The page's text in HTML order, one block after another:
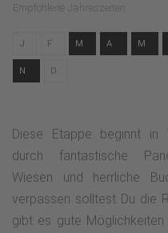
Empfohlene Jahreszeiten
J F M A M
N D
Diese Etappe beginnt in
durch fantastische
Wiesen und herrliche
verpassen solltest Du die
gibt es gute